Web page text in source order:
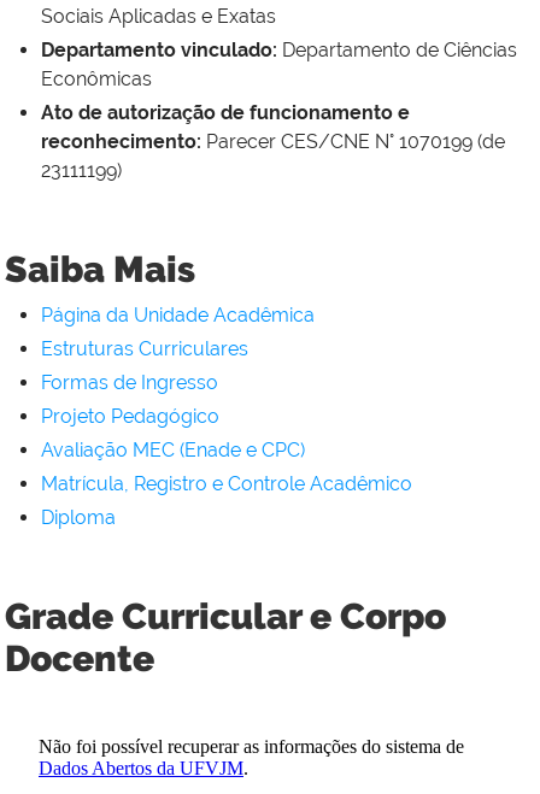
Sociais Aplicadas e Exatas
Departamento vinculado: Departamento de Ciências
Econômicas
Ato de autorização de funcionamento e
reconhecimento: Parecer CES/CNE N° 1070199 (de
23111199)
Saiba Mais
Página da Unidade Acadêmica
Estruturas Curriculares
Formas de Ingresso
Projeto Pedagógico
Avaliação MEC (Enade e CPC)
Matrícula, Registro e Controle Acadêmico
Diploma
Grade Curricular e Corpo
Docente